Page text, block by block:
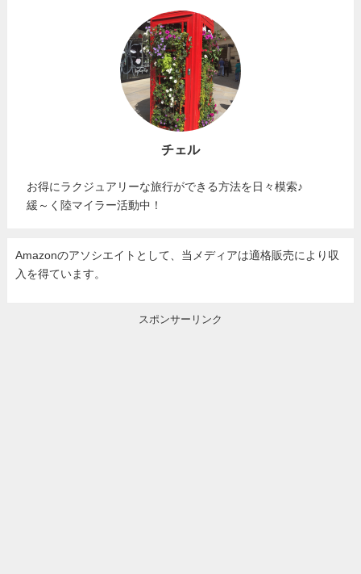
チェル
お得にラクジュアリーな旅行ができる方法を日々模索♪
緩～く陸マイラー活動中！
Amazonのアソシエイトとして、当メディアは適格販売により収
入を得ています。
スポンサーリンク